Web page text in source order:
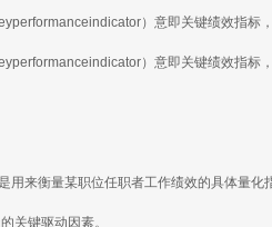
）意即关键绩效指标
）意即关键绩效指标
来衡量某职位任职者工作绩效的具体量化
关键驱动因素。